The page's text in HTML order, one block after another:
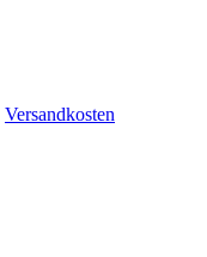
Versandkosten